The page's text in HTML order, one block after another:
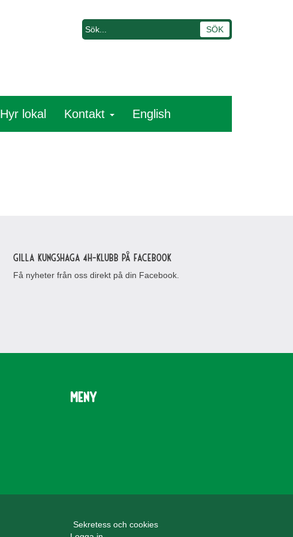
Hyr lokal Kontakt English
Gilla Kungshaga 4H-klubb på Facebook
Få nyheter från oss direkt på din Facebook.
Meny
Sekretess och cookies